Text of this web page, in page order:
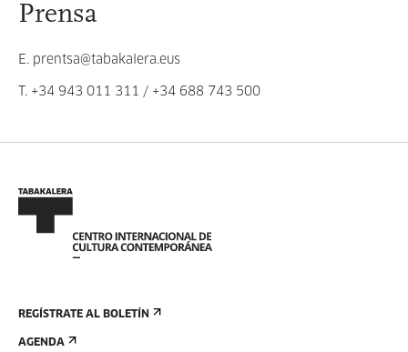
Prensa
E. prentsa@tabakalera.eus
T. +34 943 011 311 / +34 688 743 500
REGÍSTRATE AL BOLETÍN
AGENDA